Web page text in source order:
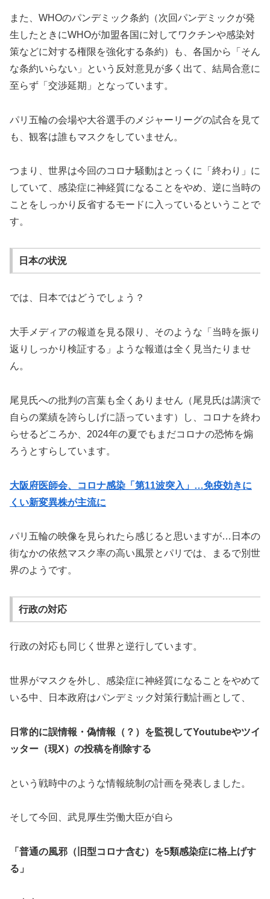
また、WHOのパンデミック条約（次回パンデミックが発
生したときにWHOが加盟各国に対してワクチンや感染対
策などに対する権限を強化する条約）も、各国から「そん
な条約いらない」という反対意見が多く出て、結局合意に
至らず「交渉延期」となっています。
パリ五輪の会場や大谷選手のメジャーリーグの試合を見て
も、観客は誰もマスクをしていません。
つまり、世界は今回のコロナ騒動はとっくに「終わり」に
していて、感染症に神経質になることをやめ、逆に当時の
ことをしっかり反省するモードに入っているということで
す。
日本の状況
では、日本ではどうでしょう？
大手メディアの報道を見る限り、そのような「当時を振り
返りしっかり検証する」ような報道は全く見当たりませ
ん。
尾見氏への批判の言葉も全くありません（尾見氏は講演で
自らの業績を誇らしげに語っています）し、コロナを終わ
らせるどころか、2024年の夏でもまだコロナの恐怖を煽
ろうとすらしています。
大阪府医師会、コロナ感染「第11波突入」…免疫効きに
くい新変異株が主流に
パリ五輪の映像を見られたら感じると思いますが…日本の
街なかの依然マスク率の高い風景とパリでは、まるで別世
界のようです。
行政の対応
行政の対応も同じく世界と逆行しています。
世界がマスクを外し、感染症に神経質になることをやめて
いる中、日本政府はパンデミック対策行動計画として、
日常的に誤情報・偽情報（？）を監視してYoutubeやツイ
ッター（現X）の投稿を削除する
という戦時中のような情報統制の計画を発表しました。
そして今回、武見厚生労働大臣が自ら
「普通の風邪（旧型コロナ含む）を5類感染症に格上げす
る」